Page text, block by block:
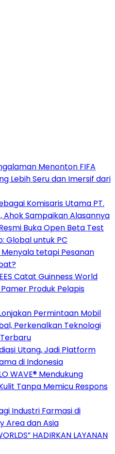
Menonton FIFA
Lebih Seru dan Imersif dari
Komisaris Utama PT.
Sampaikan Alasannya
Buka Open Beta Test
Global untuk PC
tetapi Pesanan
Catat Guinness World
Produk Pelapis
Permintaan Mobil
Perkenalkan Teknologi
Utang, Jadi Platform
di Indonesia
WAVE® Mendukung
Tanpa Memicu Respons
Industri Farmasi di
Area dan Asia
HADIRKAN LAYANAN